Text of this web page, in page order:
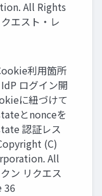
All Rights
エスト・レ
利⽤箇所
ログイン開
に紐づけて
とnonceを
認証レス
(C)
All
ン リクエス
36